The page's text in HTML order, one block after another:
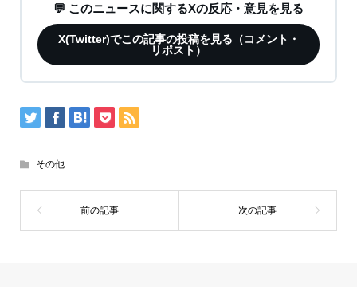
💬 このニュースに関するXの反応・意見を見る
X(Twitter)でこの記事の投稿を見る（コメント・
リポスト）
その他